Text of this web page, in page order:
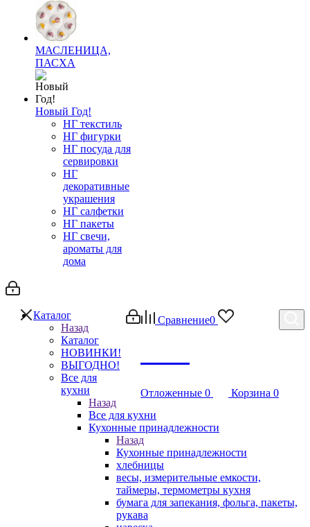
МАСЛЕНИЦА,
ПАСХА
Новый Год!
НГ текстиль
НГ фигурки
НГ посуда для
сервировки
НГ
декоративные
украшения
НГ салфетки
НГ пакеты
НГ свечи,
ароматы для
дома
Сравнение0
Отложенные 0 Корзина 0
Каталог
Назад
Каталог
НОВИНКИ!
ВЫГОДНО!
Все для
кухни
Назад
Все для кухни
Кухонные принадлежности
Назад
Кухонные принадлежности
хлебницы
весы, измерительные емкости,
таймеры, термометры кухня
бумага для запекания, фольга, пакеты,
рукава